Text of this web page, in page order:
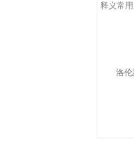
释义常
洛